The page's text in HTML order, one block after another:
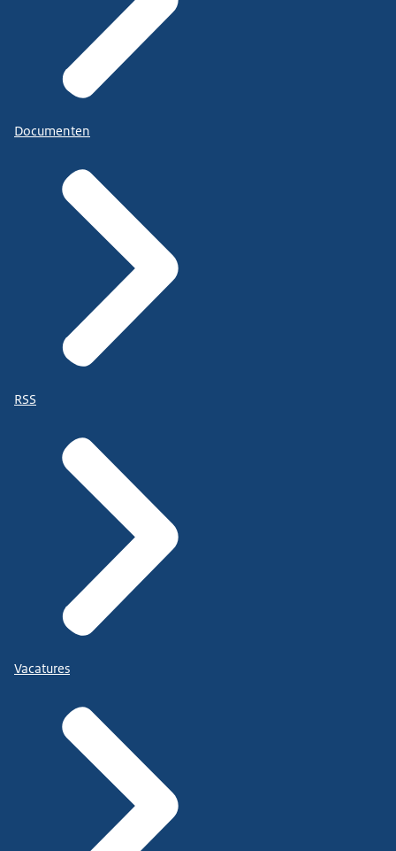
Documenten
RSS
Vacatures